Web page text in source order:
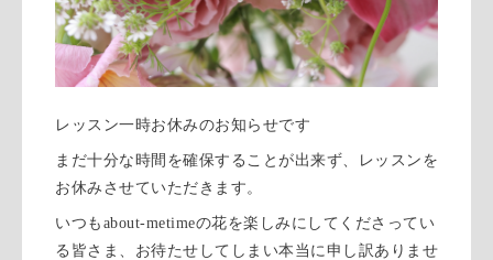
レッスン一時お休みのお知らせです
まだ十分な時間を確保することが出来ず、レッスンを
お休みさせていただきます。
いつもabout-metimeの花を楽しみにしてくださってい
る皆さま、お待たせしてしまい本当に申し訳ありませ